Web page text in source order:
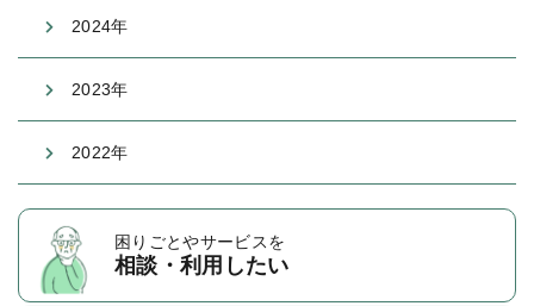
2024年
2023年
2022年
困りごとやサービスを
相談・利用したい